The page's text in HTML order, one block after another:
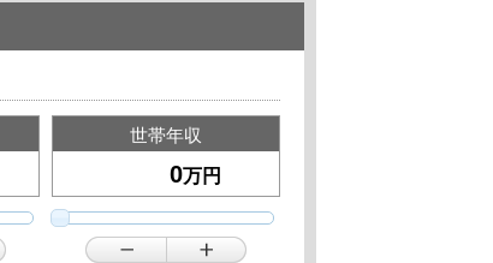
世帯年収
万円